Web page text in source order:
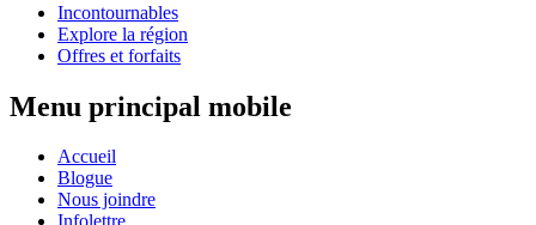
Incontournables
Explore la région
Offres et forfaits
Menu principal mobile
Accueil
Blogue
Nous joindre